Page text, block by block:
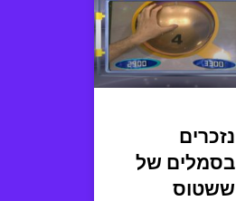
נזכרים
בסמלים של
ששטוס